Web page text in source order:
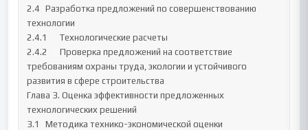
2.4	 Разработка предложений по совершенствованию
технологии
2.4.1	Технологические расчеты
2.4.2	Проверка предложений на соответствие
требованиям охраны труда, экологии и устойчивого
развития в сфере строительства
Глава 3. Оценка эффективности предложенных
технологических решений
3.1	 Методика технико-экономической оценки